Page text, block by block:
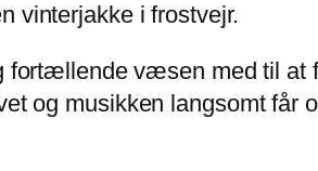
vinterjakke i frostvejr.
fortællende væsen med til at
og musikken langsomt får